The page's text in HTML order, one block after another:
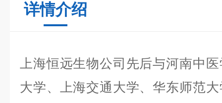
详情介绍
上海恒远生物公司先后与河南中
大学、上海交通大学、华东师范